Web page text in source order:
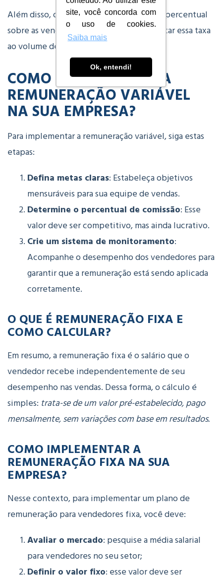
site, você concorda com
o uso de cookies.
Saiba mais
Ok, entendi!
Além disso, o cálculo envolve definir um percentual
sobre as vendas ou metas atingidas e aplicar essa taxa
ao volume de vendas.
COMO IMPLEMENTAR A
REMUNERAÇÃO VARIÁVEL
NA SUA EMPRESA?
Para implementar a remuneração variável, siga estas
etapas:
Defina metas claras: Estabeleça objetivos
mensuráveis para sua equipe de vendas.
Determine o percentual de comissão: Esse
valor deve ser competitivo, mas ainda lucrativo.
Crie um sistema de monitoramento:
Acompanhe o desempenho dos vendedores para
garantir que a remuneração está sendo aplicada
corretamente.
O QUE É REMUNERAÇÃO FIXA E
COMO CALCULAR?
Em resumo, a remuneração fixa é o salário que o
vendedor recebe independentemente de seu
desempenho nas vendas. Dessa forma, o cálculo é
simples: trata-se de um valor pré-estabelecido, pago
mensalmente, sem variações com base em resultados.
COMO IMPLEMENTAR A
REMUNERAÇÃO FIXA NA SUA
EMPRESA?
Nesse contexto, para implementar um plano de
remuneração para vendedores fixa, você deve:
Avaliar o mercado: pesquise a média salarial
para vendedores no seu setor;
Definir o valor fixo: esse valor deve ser